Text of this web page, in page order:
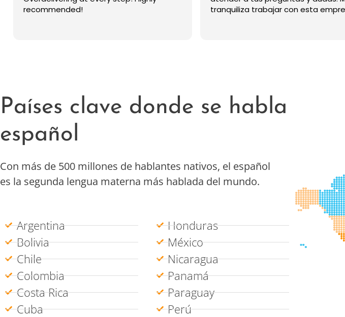
tranquiliza trabajar con esta empresa.
más que positivo. Un
Lo recomiendo.
Países clave donde se habla
español
Con más de 500 millones de hablantes nativos, el español
es la segunda lengua materna más hablada del mundo.
Argentina
Bolivia
Chile
Colombia
Costa Rica
Cuba
Honduras
México
Nicaragua
Panamá
Paraguay
Perú